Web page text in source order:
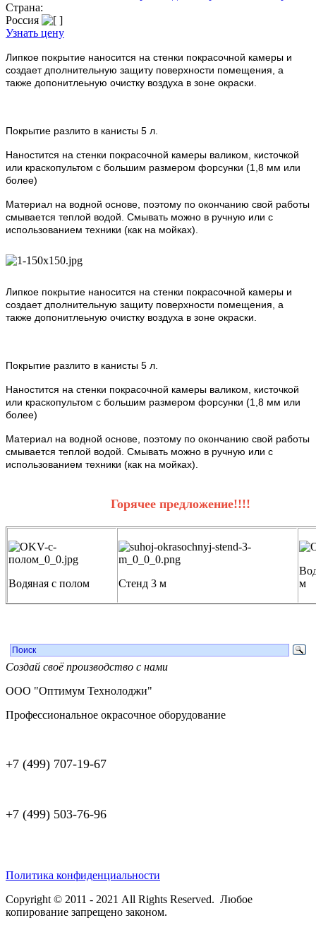
Страна:
Россия
Узнать цену
Липкое покрытие наносится на стенки покрасочной камеры и
создает дполнительную защиту поверхности помещения, а
также допонитлеьную очистку воздуха в зоне окраски.
Покрытие разлито в канисты 5 л.
Наностится на стенки покрасочной камеры валиком, кисточкой
или краскопультом с большим размером форсунки (1,8 мм или
более)
Материал на водной основе, поэтому по окончанию свой работы
смывается теплой водой. Смывать можно в ручную или с
использованием техники (как на мойках).
Липкое покрытие наносится на стенки покрасочной камеры и
создает дполнительную защиту поверхности помещения, а
также допонитлеьную очистку воздуха в зоне окраски.
Покрытие разлито в канисты 5 л.
Наностится на стенки покрасочной камеры валиком, кисточкой
или краскопультом с большим размером форсунки (1,8 мм или
более)
Материал на водной основе, поэтому по окончанию свой работы
смывается теплой водой. Смывать можно в ручную или с
использованием техники (как на мойках).
Горячее предложение!!!!
Водяная с полом Стенд 3 м
м
Создай своё производство с нами
ООО "Оптимум Технолоджи"
Профессиональное окрасочное оборудование
+7 (499) 707-19-67
+7 (499) 503-76-96
Политика конфиденциальности
Copyright © 2011 - 2021 All Rights Reserved. Любое
копирование запрещено законом.